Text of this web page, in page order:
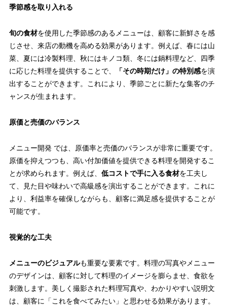
季節感を取り入れる
旬の食材を使用した季節感のあるメニューは、顧客に新鮮さを感
じさせ、来店の動機を高める効果があります。例えば、春には山
菜、夏には冷製料理、秋にはキノコ類、冬には鍋料理など、四季
に応じた料理を提供することで、
「その時期だけ」の特別感を演
出することができます。これにより、季節ごとに新たな集客のチ
ャンスが生まれます。
原価と売価のバランス
メニュー開発 では、原価率と売価のバランスが非常に重要です。
原価を抑えつつも、高い付加価値を提供できる料理を開発するこ
とが求められます。例えば、 低コストで手に入る食材を工夫し
て、見た目や味わいで高級感を演出することができます。これに
より、利益率を確保しながらも、顧客に満足感を提供することが
可能です。
視覚的な工夫
メニューのビジュアルも重要な要素です。料理の写真やメニュー
のデザインは、顧客に対して料理のイメージを膨らませ、食欲を
刺激します。美しく撮影された料理写真や、わかりやすい説明文
は、顧客に「これを食べてみたい」と思わせる効果があります。